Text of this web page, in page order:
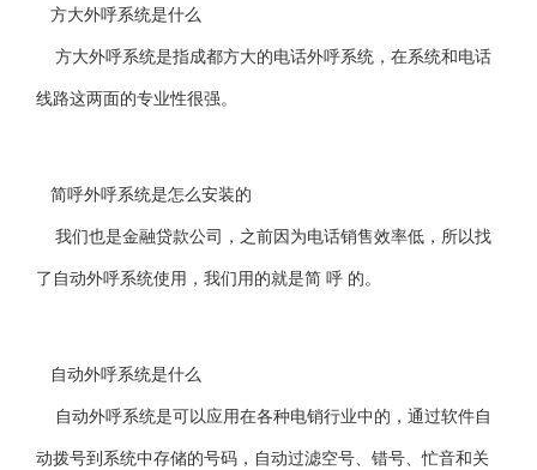
方大外呼系统是什么
方大外呼系统是指成都方大的电话外呼系统，在系统和电话
线路这两面的专业性很强。
简呼外呼系统是怎么安装的
我们也是金融贷款公司，之前因为电话销售效率低，所以找
了自动外呼系统使用，我们用的就是简 呼 的。
自动外呼系统是什么
自动外呼系统是可以应用在各种电销行业中的，通过软件自
动拨号到系统中存储的号码，自动过滤空号、错号、忙音和关